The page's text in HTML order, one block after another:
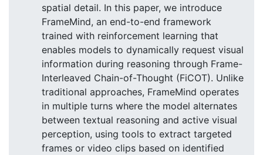
spatial detail. In this paper, we introduce
FrameMind, an end-to-end framework
trained with reinforcement learning that
enables models to dynamically request visual
information during reasoning through Frame-
Interleaved Chain-of-Thought (FiCOT). Unlike
traditional approaches, FrameMind operates
in multiple turns where the model alternates
between textual reasoning and active visual
perception, using tools to extract targeted
frames or video clips based on identified